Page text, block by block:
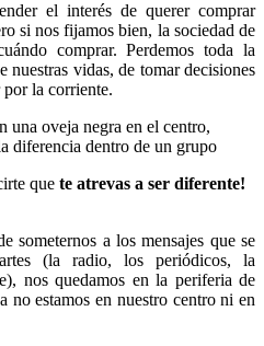
el interés de querer comprar
si nos fijamos bien, la sociedad de
comprar. Perdemos toda la
nuestras vidas, de tomar decisiones
la corriente.
que te atrevas a ser diferente!
someternos a los mensajes que se
(la radio, los periódicos, la
nos quedamos en la periferia de
no estamos en nuestro centro ni en